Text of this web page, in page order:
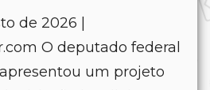
de 2026 |
O deputado federal
um projeto